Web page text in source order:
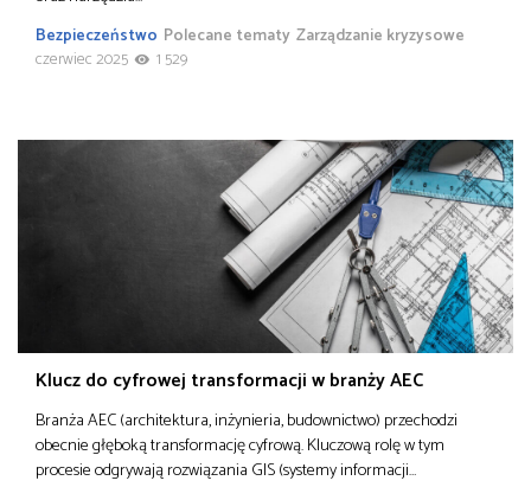
Bezpieczeństwo Polecane tematy Zarządzanie kryzysowe
czerwiec 2025
1 529
Klucz do cyfrowej transformacji w branży AEC
Branża AEC (architektura, inżynieria, budownictwo) przechodzi
obecnie głęboką transformację cyfrową. Kluczową rolę w tym
procesie odgrywają rozwiązania GIS (systemy informacji…